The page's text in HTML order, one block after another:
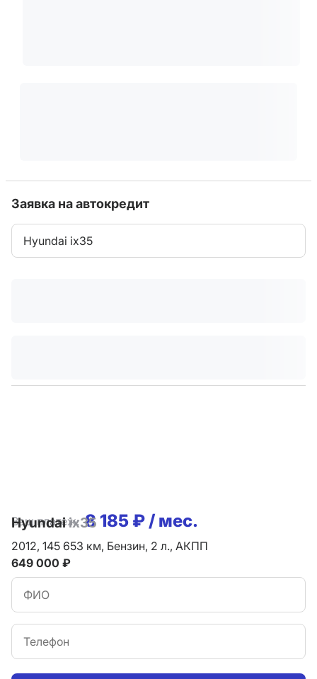
Заявка на автокредит
Hyundai ix35
Ваш платеж: 8 185 ₽ / мес.
Hyundaiix35
2012, 145 653 км, Бензин, 2 л., АКПП
649 000 ₽